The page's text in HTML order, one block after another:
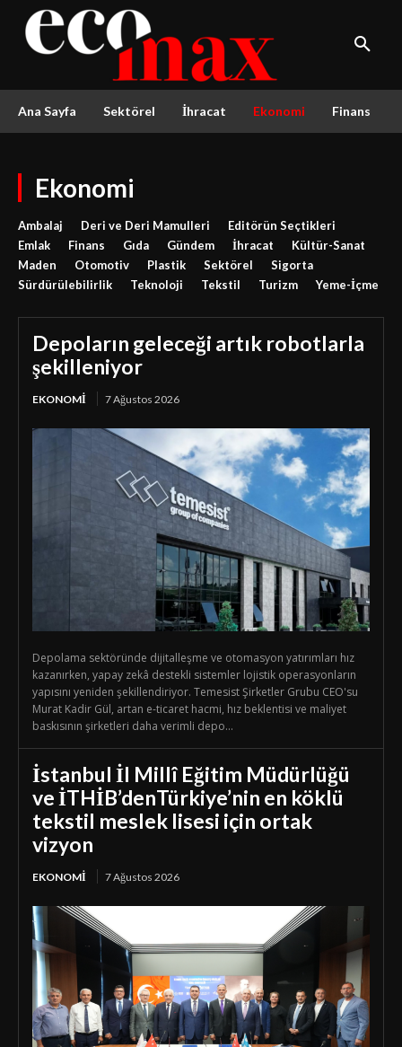
Ana Sayfa Sektörel İhracat Ekonomi Finans
Ekonomi
Ambalaj Deri ve Deri Mamulleri
Editörün Seçtikleri
Emlak
Finans Gıda Gündem İhracat
Kültür-Sanat
Maden
Otomotiv Plastik Sektörel
Sigorta
Sürdürülebilirlik
Teknoloji Tekstil Turizm Yeme-İçme
Depoların geleceği artık robotlarla
şekilleniyor
EKONOMI 7 Ağustos 2026
Depolama sektöründe dijitalleşme ve otomasyon yatırımları hız
kazanırken, yapay zekâ destekli sistemler lojistik operasyonların
yapısını yeniden şekillendiriyor. Temesist Şirketler Grubu CEO'su
Murat Kadir Gül, artan e-ticaret hacmi, hız beklentisi ve maliyet
baskısının şirketleri daha verimli depo...
İstanbul İl Millî Eğitim Müdürlüğü
ve İTHİB’denTürkiye’nin en köklü
tekstil meslek lisesi için ortak
vizyon
EKONOMI 7 Ağustos 2026